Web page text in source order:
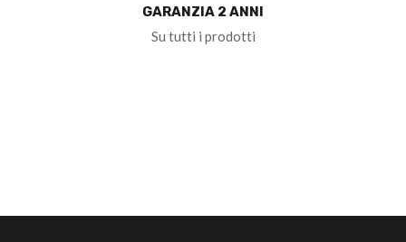
GARANZIA 2 ANNI
Su tutti i prodotti